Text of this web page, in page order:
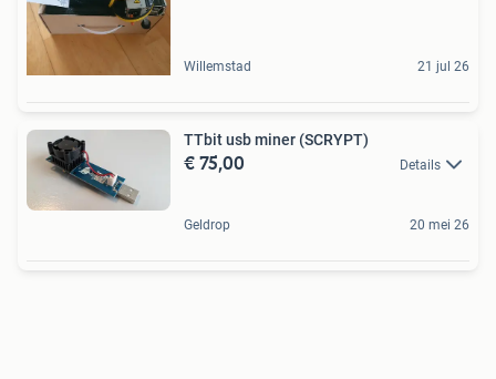
Willemstad 21 jul 26
TTbit usb miner (SCRYPT)
€ 75,00 Details
Geldrop 20 mei 26